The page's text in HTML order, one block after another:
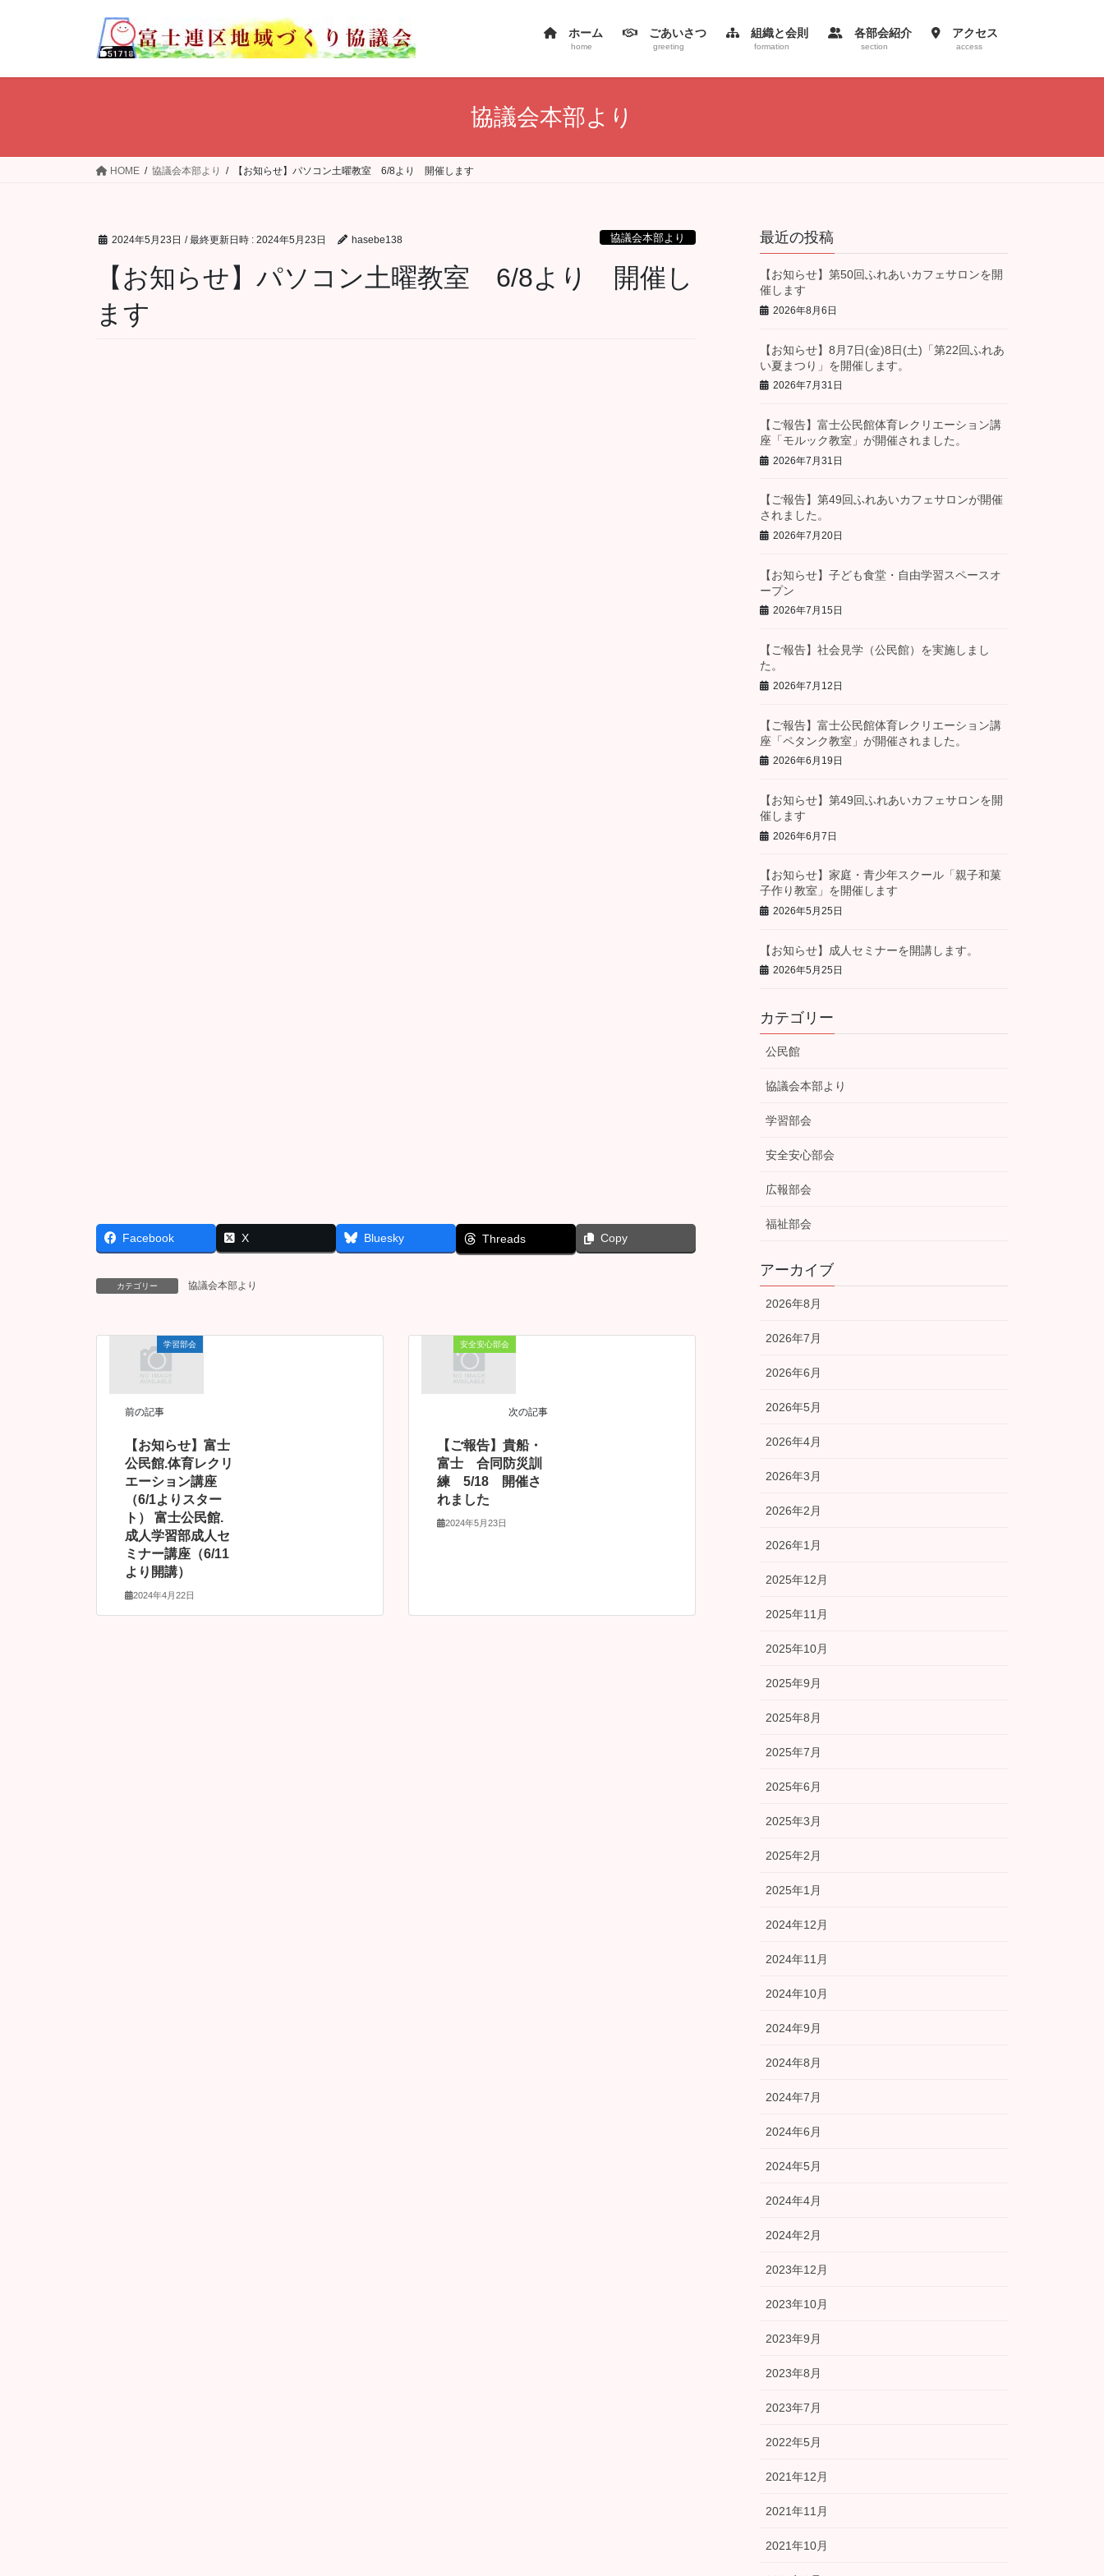
ホーム
home
ごあいさつ
greeting
組織と会則
formation
各部会紹介
section
アクセス
access
協議会本部より
HOME 協議会本部より 【お知らせ】パソコン土曜教室 6/8より 開催します
2024年5月23日 / 最終更新日時 : 2024年5月23日 hasebe138 協議会本部より
【お知らせ】パソコン土曜教室 6/8より 開催し
ます
Facebook X Bluesky Threads Copy
カテゴリー 協議会本部より
学習部会
前の記事
【お知らせ】富士
公民館.体育レクリ
エーション講座
（6/1よりスター
ト） 富士公民館.
成人学習部成人セ
ミナー講座（6/11
より開講）
2024年4月22日
安全安心部会
次の記事
【ご報告】貴船・
富士 合同防災訓
練 5/18 開催さ
れました
2024年5月23日
最近の投稿
【お知らせ】第50回ふれあいカフェサロンを開
催します
2026年8月6日
【お知らせ】8月7日(金)8日(土)「第22回ふれあ
い夏まつり」を開催します。
2026年7月31日
【ご報告】富士公民館体育レクリエーション講
座「モルック教室」が開催されました。
2026年7月31日
【ご報告】第49回ふれあいカフェサロンが開催
されました。
2026年7月20日
【お知らせ】子ども食堂・自由学習スペースオ
ープン
2026年7月15日
【ご報告】社会見学（公民館）を実施しまし
た。
2026年7月12日
【ご報告】富士公民館体育レクリエーション講
座「ペタンク教室」が開催されました。
2026年6月19日
【お知らせ】第49回ふれあいカフェサロンを開
催します
2026年6月7日
【お知らせ】家庭・青少年スクール「親子和菓
子作り教室」を開催します
2026年5月25日
【お知らせ】成人セミナーを開講します。
2026年5月25日
カテゴリー
公民館
協議会本部より
学習部会
安全安心部会
広報部会
福祉部会
アーカイブ
2026年8月
2026年7月
2026年6月
2026年5月
2026年4月
2026年3月
2026年2月
2026年1月
2025年12月
2025年11月
2025年10月
2025年9月
2025年8月
2025年7月
2025年6月
2025年3月
2025年2月
2025年1月
2024年12月
2024年11月
2024年10月
2024年9月
2024年8月
2024年7月
2024年6月
2024年5月
2024年4月
2024年2月
2023年12月
2023年10月
2023年9月
2023年8月
2023年7月
2022年5月
2021年12月
2021年11月
2021年10月